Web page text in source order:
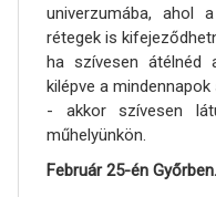
univerzumába, ahol
rétegek is
ha szívesen átélnéd
kilépve a
- akkor szívesen
műhelyünkön.
Február 25-én Győrben.